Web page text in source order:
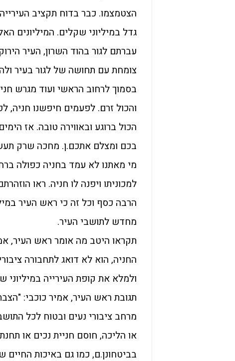
הצטמצמו. כבר בדוח תקציב
גדל במיליוני שקלים. המיליונים
עברתם לגור בהוד השרון, העיר
צומחת עם תחושה של לגור בעיר
בסמוך לרחוב הראשי ועוד מגרש
והכול זרם. לפעמים חיפשנו
הכול ברוגע ובאווירה טובה. אז
בכם ומצלם אתכם.ן. מחכה שרק
מי מאתנו לא עמד בחניה כפולה
למכוניתו ויפנה לו חניה. ראו
הרבה כסף וכל זה כי ראש העיר
מחדש לתושבי העיר.
תקראו היטב מה אומר ראש העיר,
החניה, הוא לא דואג לתחבורה
ולמלא את קופת העירייה במיליוני
תגובת ראש העיר, אמיר כוכבי:
מרחב ציבורי נעים ובטוח לכל
או הליכה, חוסם חניית נכים או
בביטחונן.ם, כמו גם באיכות החיים